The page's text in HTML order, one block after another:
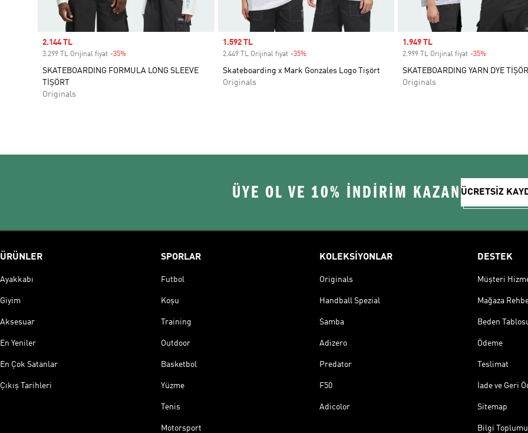
Sale price
2.144 TL
3.299 TL Orijinal fiyat -35%
SKATEBOARDING FORMULA LONG SLEEVE
TİŞÖRT
Originals
Sale price
1.592 TL
2.449 TL Orijinal fiyat -35%Discount
Skateboarding x Mark Gonzales Logo Tişört
Originals
Sale price
1.949 TL
2.999 TL Orijinal fiyat -35%
SKATEBOARDING YARN DYE
Originals
ÜYE OL VE 10% İNDİRİM KAZAN ÜCRETSİZ
ÜRÜNLER
Ayakkabı
Giyim
Aksesuar
En Yeniler
En Çok Satanlar
Çıkış Tarihleri
SPORLAR
Futbol
Koşu
Training
Outdoor
Basketbol
Yüzme
Tenis
Motorsport
KOLEKSİYONLAR
Originals
Handball Spezial
Samba
Adizero
Predator
F50
Adicolor
DESTEK
Müşteri
Mağaza
Beden
Ödeme
Teslimat
İade ve Geri
Sitemap
Bilgi